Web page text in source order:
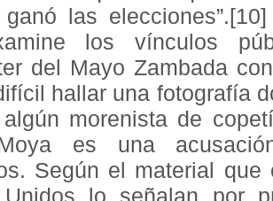
las
los vínculos
del Mayo Zambada
hallar una fotografía
morenista de
es una
Según el material
Unidos lo señalan por